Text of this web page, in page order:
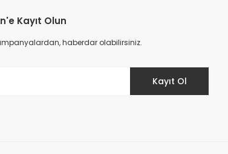
Kayıt Olun
haberdar olabilirsiniz.
Kayıt Ol